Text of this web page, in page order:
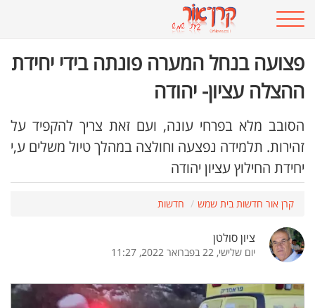
פצועה בנחל המערה פונתה בידי יחידת
ההצלה עציון- יהודה
הסובב מלא בפרחי עונה, ועם זאת צריך להקפיד על
זהירות. תלמידה נפצעה וחולצה במהלך טיול משלים ע,י
יחידת החילוץ עציון יהודה
קרן אור חדשות בית שמש חדשות
ציון סולטן
יום שלישי, 22 בפברואר 2022, 11:27